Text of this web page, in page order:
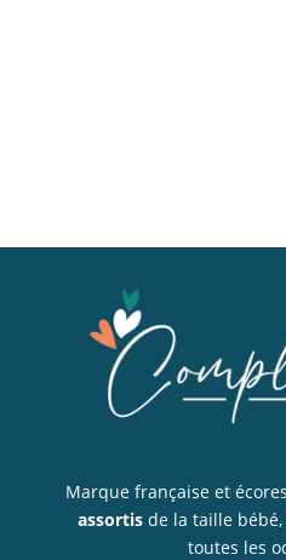
Marque française et
assortis de la taille
toutes les